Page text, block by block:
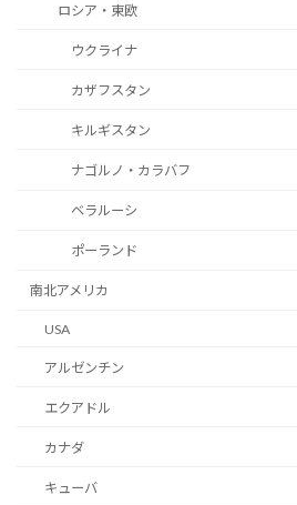
ロシア・東欧
ウクライナ
カザフスタン
キルギスタン
ナゴルノ・カラバフ
ベラルーシ
ポーランド
南北アメリカ
USA
アルゼンチン
エクアドル
カナダ
キューバ